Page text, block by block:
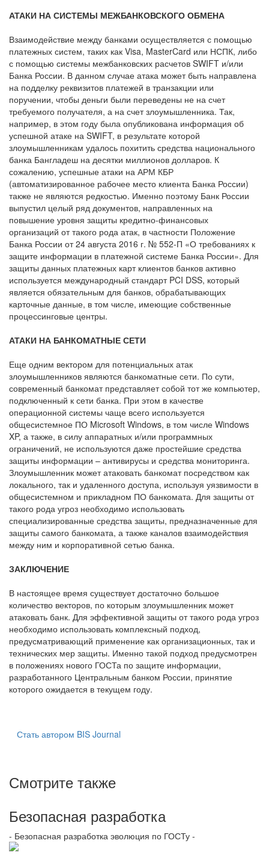
АТАКИ НА СИСТЕМЫ МЕЖБАНКОВСКОГО ОБМЕНА
Взаимодействие между банками осуществляется с помощью
платежных систем, таких как Visa, MasterCard или НСПК, либо
с помощью системы межбанковских расчетов SWIFT и/или
Банка России. В данном случае атака может быть направлена
на подделку реквизитов платежей в транзакции или
поручении, чтобы деньги были переведены не на счет
требуемого получателя, а на счет злоумышленника. Так,
например, в этом году была опубликована информация об
успешной атаке на SWIFT, в результате которой
злоумышленникам удалось похитить средства национального
банка Бангладеш на десятки миллионов долларов. К
сожалению, успешные атаки на АРМ КБР
(автоматизированное рабочее место клиента Банка России)
также не являются редкостью. Именно поэтому Банк России
выпустил целый ряд документов, направленных на
повышение уровня защиты кредитно-финансовых
организаций от такого рода атак, в частности Положение
Банка России от 24 августа 2016 г. № 552-П «О требованиях к
защите информации в платежной системе Банка России». Для
защиты данных платежных карт клиентов банков активно
используется международный стандарт PCI DSS, который
является обязательным для банков, обрабатывающих
карточные данные, в том числе, имеющие собственные
процессинговые центры.
АТАКИ НА БАНКОМАТНЫЕ СЕТИ
Еще одним вектором для потенциальных атак
злоумышленников являются банкоматные сети. По сути,
современный банкомат представляет собой тот же компьютер,
подключенный к сети банка. При этом в качестве
операционной системы чаще всего используется
общесистемное ПО Microsoft Windows, в том числе Windows
XP, а также, в силу аппаратных и/или программных
ограничений, не используются даже простейшие средства
защиты информации – антивирусы и средства мониторинга.
Злоумышленник может атаковать банкомат посредством как
локального, так и удаленного доступа, используя уязвимости в
общесистемном и прикладном ПО банкомата. Для защиты от
такого рода угроз необходимо использовать
специализированные средства защиты, предназначенные для
защиты самого банкомата, а также каналов взаимодействия
между ним и корпоративной сетью банка.
ЗАКЛЮЧЕНИЕ
В настоящее время существует достаточно большое
количество векторов, по которым злоумышленник может
атаковать банк. Для эффективной защиты от такого рода угроз
необходимо использовать комплексный подход,
предусматривающий применение как организационных, так и
технических мер защиты. Именно такой подход предусмотрен
в положениях нового ГОСТа по защите информации,
разработанного Центральным банком России, принятие
которого ожидается в текущем году.
Стать автором BIS Journal
Смотрите также
Безопасная разработка
- Безопасная разработка эволюция по ГОСТу -